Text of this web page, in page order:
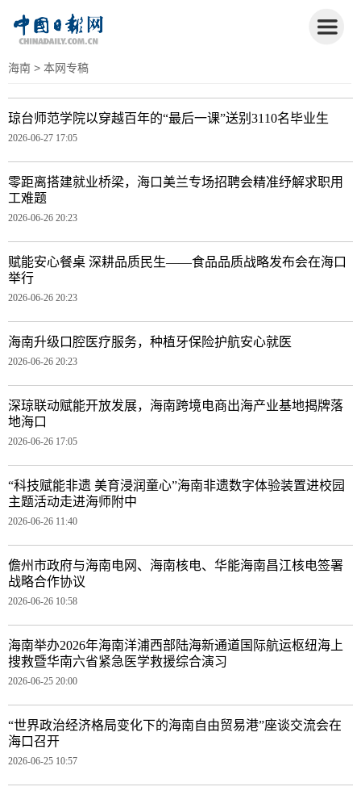
海南 > 本网专稿
琼台师范学院以穿越百年的“最后一课”送别3110名毕业生
2026-06-27 17:05
零距离搭建就业桥梁，海口美兰专场招聘会精准纾解求职用
工难题
2026-06-26 20:23
赋能安心餐桌 深耕品质民生——食品品质战略发布会在海口
举行
2026-06-26 20:23
海南升级口腔医疗服务，种植牙保险护航安心就医
2026-06-26 20:23
深琼联动赋能开放发展，海南跨境电商出海产业基地揭牌落
地海口
2026-06-26 17:05
“科技赋能非遗 美育浸润童心”海南非遗数字体验装置进校园
主题活动走进海师附中
2026-06-26 11:40
儋州市政府与海南电网、海南核电、华能海南昌江核电签署
战略合作协议
2026-06-26 10:58
海南举办2026年海南洋浦西部陆海新通道国际航运枢纽海上
搜救暨华南六省紧急医学救援综合演习
2026-06-25 20:00
“世界政治经济格局变化下的海南自由贸易港”座谈交流会在
海口召开
2026-06-25 10:57